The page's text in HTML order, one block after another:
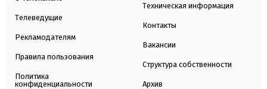
Телеведущие
Рекламодателям
Правила пользования
Политика
конфиденциальности
Техническая информация
Контакты
Вакансии
Структура собственности
Архив